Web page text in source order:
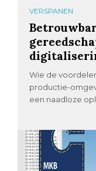
VERSPANEN
Wie de
productie-
een naadloze